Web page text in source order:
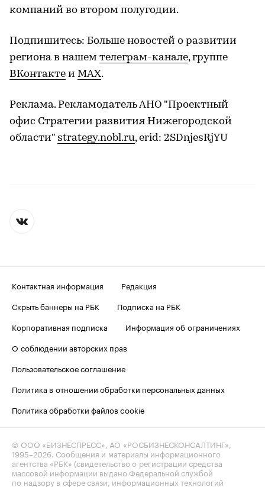
компаний во втором полугодии.
Подпишитесь: Больше новостей о развитии
региона в нашем телеграм-канале, группе
ВКонтакте и МАХ.
Реклама. Рекламодатель АНО "Проектный
офис Стратегии развития Нижегородской
области" strategy.nobl.ru, erid: 2SDnjesRjYU
Контактная информация
Редакция
Скрыть баннеры на РБК
Подписка на РБК
Корпоративная подписка
Информация об ограничениях
О соблюдении авторских прав
Пользовательское соглашение
Политика в отношении обработки персональных данных
Политика обработки файлов cookie
© ООО «БИЗНЕСПРЕСС», АО «РОСБИЗНЕСКОНСАЛТИНГ»,
1995–2026 . Сообщения и материалы информационного
агентства «РБК» (свидетельство о регистрации средства
массовой информации выдано Федеральной службой
по надзору в сфере связи, информационных технологий